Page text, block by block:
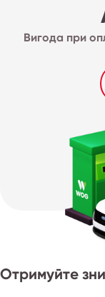
Вигода при
Отримуйте